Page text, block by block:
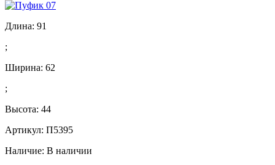
Длина: 91
;
Ширина: 62
;
Высота: 44
Артикул: П5395
Наличие: В наличии